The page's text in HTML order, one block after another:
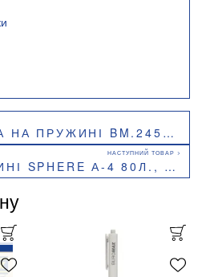
ПРУЖИНІ BM.24554155
КАРТОННА ОБКЛАДИНКА BUROMAX BM.24452101